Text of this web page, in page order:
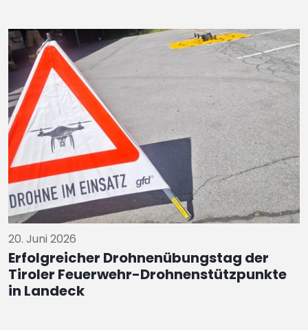
20. Juni 2026
Erfolgreicher Drohnenübungstag der
Tiroler Feuerwehr-Drohnenstützpunkte
in Landeck